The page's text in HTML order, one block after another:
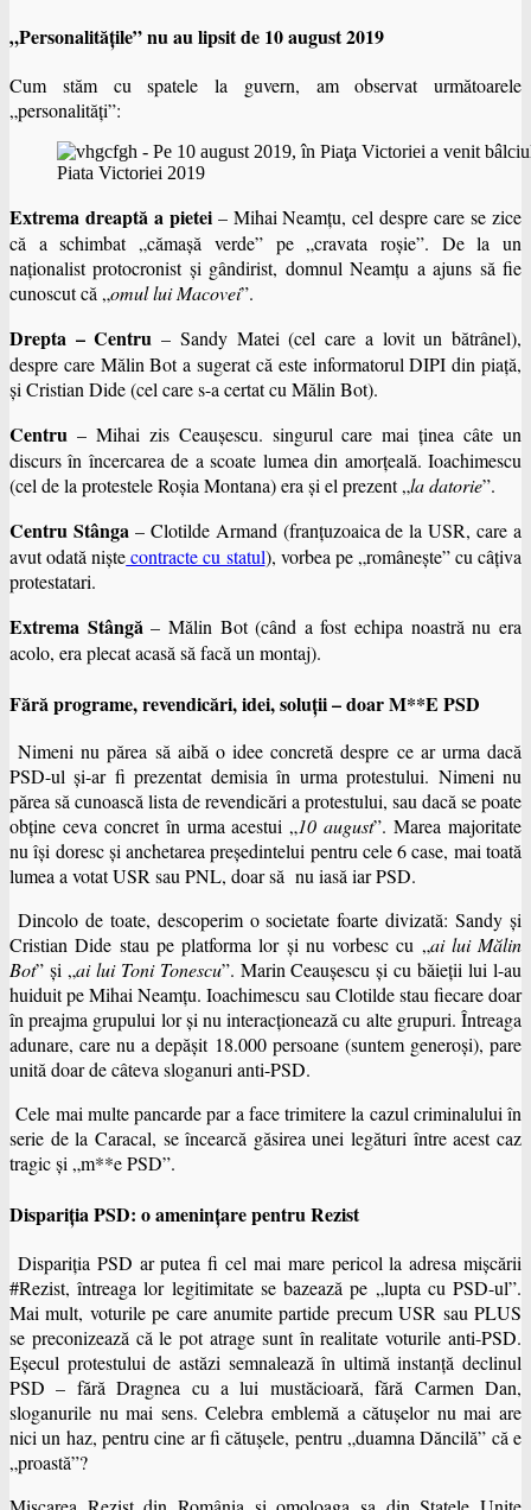
„Personalităţile” nu au lipsit de 10 august 2019
Cum stăm cu spatele la guvern, am observat următoarele
„personalităţi”:
Piata Victoriei 2019
Extrema dreaptă a pietei– Mihai Neamţu, cel despre care se zice
că a schimbat „cămaşă verde” pe „cravata roşie”. De la un
naţionalist protocronist şi gândirist, domnul Neamţu a ajuns să fie
cunoscut că „omul lui Macovei”.
Drepta – Centru – Sandy Matei (cel care a lovit un bătrânel),
despre care Mălin Bot a sugerat că este informatorul DIPI din piaţă,
şi Cristian Dide (cel care s-a certat cu Mălin Bot).
Centru – Mihai zis Ceauşescu. singurul care mai ţinea câte un
discurs în încercarea de a scoate lumea din amorţeală. Ioachimescu
(cel de la protestele Roşia Montana) era şi el prezent „la datorie”.
Centru Stânga – Clotilde Armand (franţuzoaica de la USR, care a
avut odată niştecontracte cu statul), vorbea pe „româneşte” cu câţiva
protestatari.
Extrema Stângă – Mălin Bot (când a fost echipa noastră nu era
acolo, era plecat acasă să facă un montaj).
Fără programe, revendicări, idei, soluţii – doar M**E PSD
Nimeni nu părea să aibă o idee concretă despre ce ar urma dacă
PSD-ul şi-ar fi prezentat demisia în urma protestului. Nimeni nu
părea să cunoască lista de revendicări a protestului, sau dacă se poate
obţine ceva concret în urma acestui „10 august”. Marea majoritate
nu îşi doresc şi anchetarea preşedintelui pentru cele 6 case, mai toată
lumea a votat USR sau PNL, doar să nu iasă iar PSD.
Dincolo de toate, descoperim o societate foarte divizată: Sandy şi
Cristian Dide stau pe platforma lor şi nu vorbesc cu „ai lui Mălin
Bot” şi „ai lui Toni Tonescu”. Marin Ceauşescu şi cu băieţii lui l-au
huiduit pe Mihai Neamţu. Ioachimescu sau Clotilde stau fiecare doar
în preajma grupului lor şi nu interacţionează cu alte grupuri. Întreaga
adunare, care nu a depăşit 18.000 persoane (suntem generoşi), pare
unită doar de câteva sloganuri anti-PSD.
Cele mai multe pancarde par a face trimitere la cazul criminalului în
serie de la Caracal, se încearcă găsirea unei legături între acest caz
tragic şi „m**e PSD”.
Dispariţia PSD: o ameninţare pentru Rezist
Dispariţia PSD ar putea fi cel mai mare pericol la adresa mişcării
#Rezist, întreaga lor legitimitate se bazează pe „lupta cu PSD-ul”.
Mai mult, voturile pe care anumite partide precum USR sau PLUS
se preconizează că le pot atrage sunt în realitate voturile anti-PSD.
Eşecul protestului de astăzi semnalează în ultimă instanţă declinul
PSD – fără Dragnea cu a lui mustăcioară, fără Carmen Dan,
sloganurile nu mai sens. Celebra emblemă a cătuşelor nu mai are
nici un haz, pentru cine ar fi cătuşele, pentru „duamna Dăncilă” că e
„proastă”?